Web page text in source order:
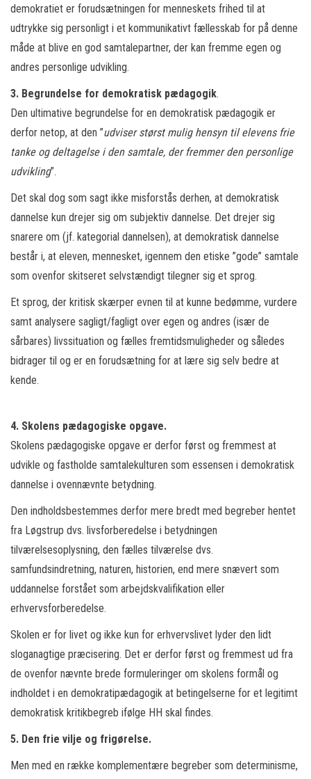
demokratiet er forudsætningen for menneskets frihed til at
udtrykke sig personligt i et kommunikativt fællesskab for på denne
måde at blive en god samtalepartner, der kan fremme egen og
andres personlige udvikling.
3. Begrundelse for demokratisk pædagogik.
Den ultimative begrundelse for en demokratisk pædagogik er
derfor netop, at den ”udviser størst mulig hensyn til elevens frie
tanke og deltagelse i den samtale, der fremmer den personlige
udvikling”.
Det skal dog som sagt ikke misforstås derhen, at demokratisk
dannelse kun drejer sig om subjektiv dannelse. Det drejer sig
snarere om (jf. kategorial dannelsen), at demokratisk dannelse
består i, at eleven, mennesket, igennem den etiske ”gode” samtale
som ovenfor skitseret selvstændigt tilegner sig et sprog.
Et sprog, der kritisk skærper evnen til at kunne bedømme, vurdere
samt analysere sagligt/fagligt over egen og andres (især de
sårbares) livssituation og fælles fremtidsmuligheder og således
bidrager til og er en forudsætning for at lære sig selv bedre at
kende.
4. Skolens pædagogiske opgave.
Skolens pædagogiske opgave er derfor først og fremmest at
udvikle og fastholde samtalekulturen som essensen i demokratisk
dannelse i ovennævnte betydning.
Den indholdsbestemmes derfor mere bredt med begreber hentet
fra Løgstrup dvs. livsforberedelse i betydningen
tilværelsesoplysning, den fælles tilværelse dvs.
samfundsindretning, naturen, historien, end mere snævert som
uddannelse forstået som arbejdskvalifikation eller
erhvervsforberedelse.
Skolen er for livet og ikke kun for erhvervslivet lyder den lidt
sloganagtige præcisering. Det er derfor først og fremmest ud fra
de ovenfor nævnte brede formuleringer om skolens formål og
indholdet i en demokratipædagogik at betingelserne for et legitimt
demokratisk kritikbegreb ifølge HH skal findes.
5. Den frie vilje og frigørelse.
Men med en række komplementære begreber som determinisme,